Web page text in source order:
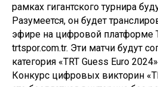
рамках гигантского турнира
Разумеется, он будет
эфире на цифровой платформе
trtspor.com.tr. Эти матчи будут
категория «TRT Guess Euro
Конкурс цифровых викторин